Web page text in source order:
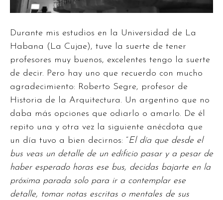
Durante mis estudios en la Universidad de La
Habana (La Cujae), tuve la suerte de tener
profesores muy buenos, excelentes tengo la suerte
de decir. Pero hay uno que recuerdo con mucho
agradecimiento: Roberto Segre, profesor de
Historia de la Arquitectura. Un argentino que no
daba más opciones que odiarlo o amarlo. De él
repito una y otra vez la siguiente anécdota que
un día tuvo a bien decirnos: “El día que desde el
bus veas un detalle de un edificio pasar y a pesar de
haber esperado horas ese bus, decidas bajarte en la
próxima parada solo para ir a contemplar ese
detalle, tomar notas escritas o mentales de sus